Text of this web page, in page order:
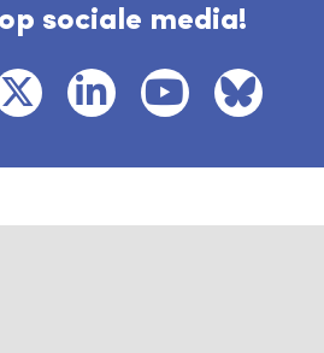
sociale media!